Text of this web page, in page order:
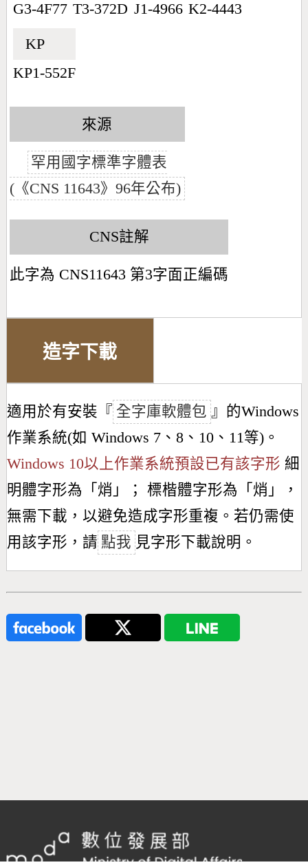
G3-4F77 T3-372D J1-4966 K2-4443
KP🇰🇵
KP1-552F
來源
罕用國字標準字體表
(《CNS 11643》96年公布)
CNS註解
此字為 CNS11643 第3字面正編碼
造字下載
適用於有安裝『 全字庫軟體包 』的Windows
作業系統(如 Windows 7、8、10、11等)。
Windows 10以上作業系統預設已有該字形 細
明體字形為「 焇 」； 標楷體字形為「 焇 」，
無需下載，以避免造成字形重複。若仍需使
用該字形，請 點我 見字形下載說明。